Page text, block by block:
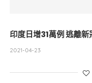
印度日增31萬例 逃離
2021-04-23